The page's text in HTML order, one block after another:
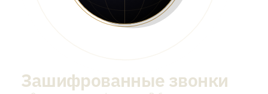
Зашифрованные звонки